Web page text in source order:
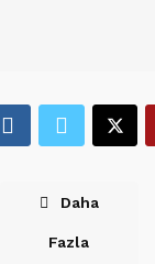
Daha
Fazla